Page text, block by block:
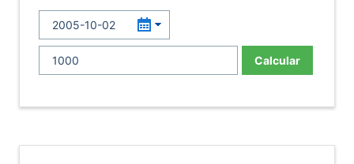
Calcular